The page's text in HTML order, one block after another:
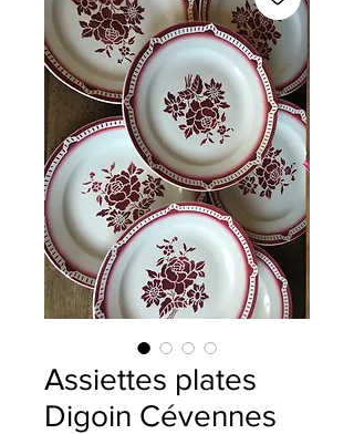
Assiettes plates
Digoin Cévennes